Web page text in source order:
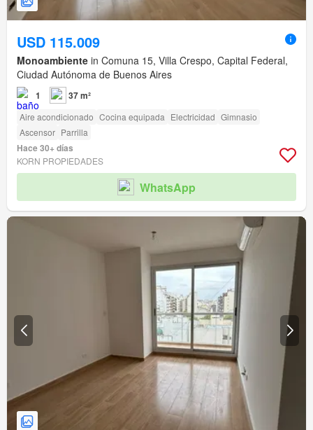
USD 115.009
Monoambiente in Comuna 15, Villa Crespo, Capital Federal,
Ciudad Autónoma de Buenos Aires
1 37 m²
Aire acondicionado Cocina equipada Electricidad Gimnasio
Ascensor Parrilla
Hace 30+ días
KORN PROPIEDADES
WhatsApp